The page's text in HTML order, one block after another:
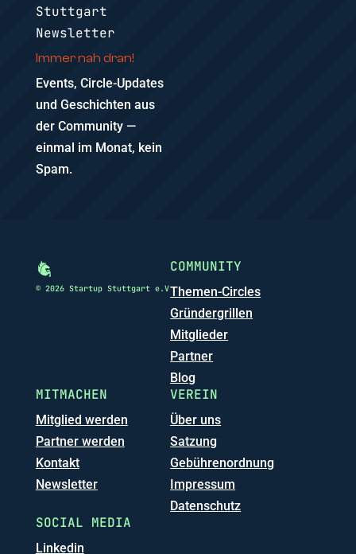
Stuttgart
Newsletter
Immer nah dran!
Events, Circle-Updates
und Geschichten aus
der Community —
einmal im Monat, kein
Spam.
© 2026 Startup Stuttgart e.V
COMMUNITY
Themen-Circles
Gründergrillen
Mitglieder
Partner
Blog
MITMACHEN
Mitglied werden
Partner werden
Kontakt
Newsletter
VEREIN
Über uns
Satzung
Gebührenordnung
Impressum
Datenschutz
SOCIAL MEDIA
Linkedin